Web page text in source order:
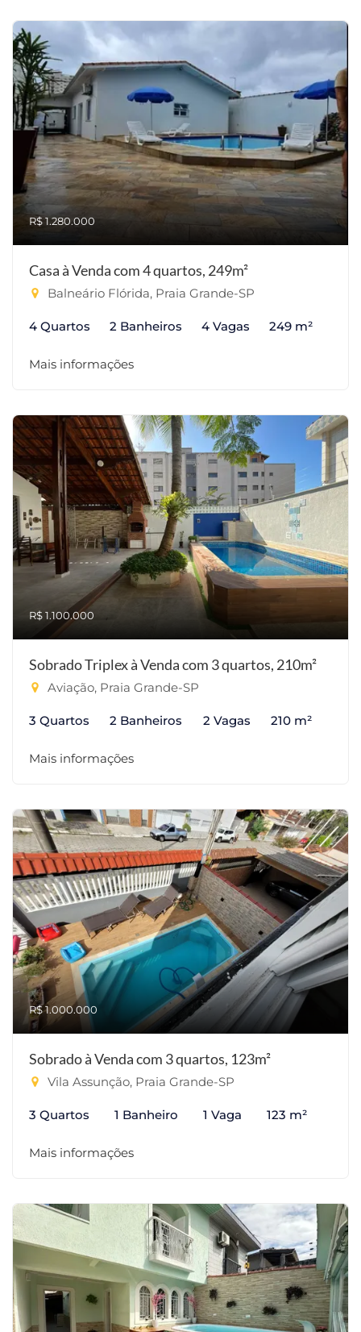
R$ 1.280.000
Casa à Venda com 4 quartos, 249m²
Balneário Flórida, Praia Grande-SP
4 Quartos 2 Banheiros 4 Vagas 249 m²
Mais informações
R$ 1.100.000
Sobrado Triplex à Venda com 3 quartos, 210m²
Aviação, Praia Grande-SP
3 Quartos 2 Banheiros 2 Vagas 210 m²
Mais informações
R$ 1.000.000
Sobrado à Venda com 3 quartos, 123m²
Vila Assunção, Praia Grande-SP
3 Quartos 1 Banheiro 1 Vaga 123 m²
Mais informações